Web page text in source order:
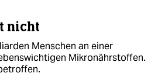
nicht
Menschen an einer
Mikronährstoffen.